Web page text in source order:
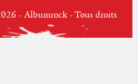
- Albumrock - Tous droits